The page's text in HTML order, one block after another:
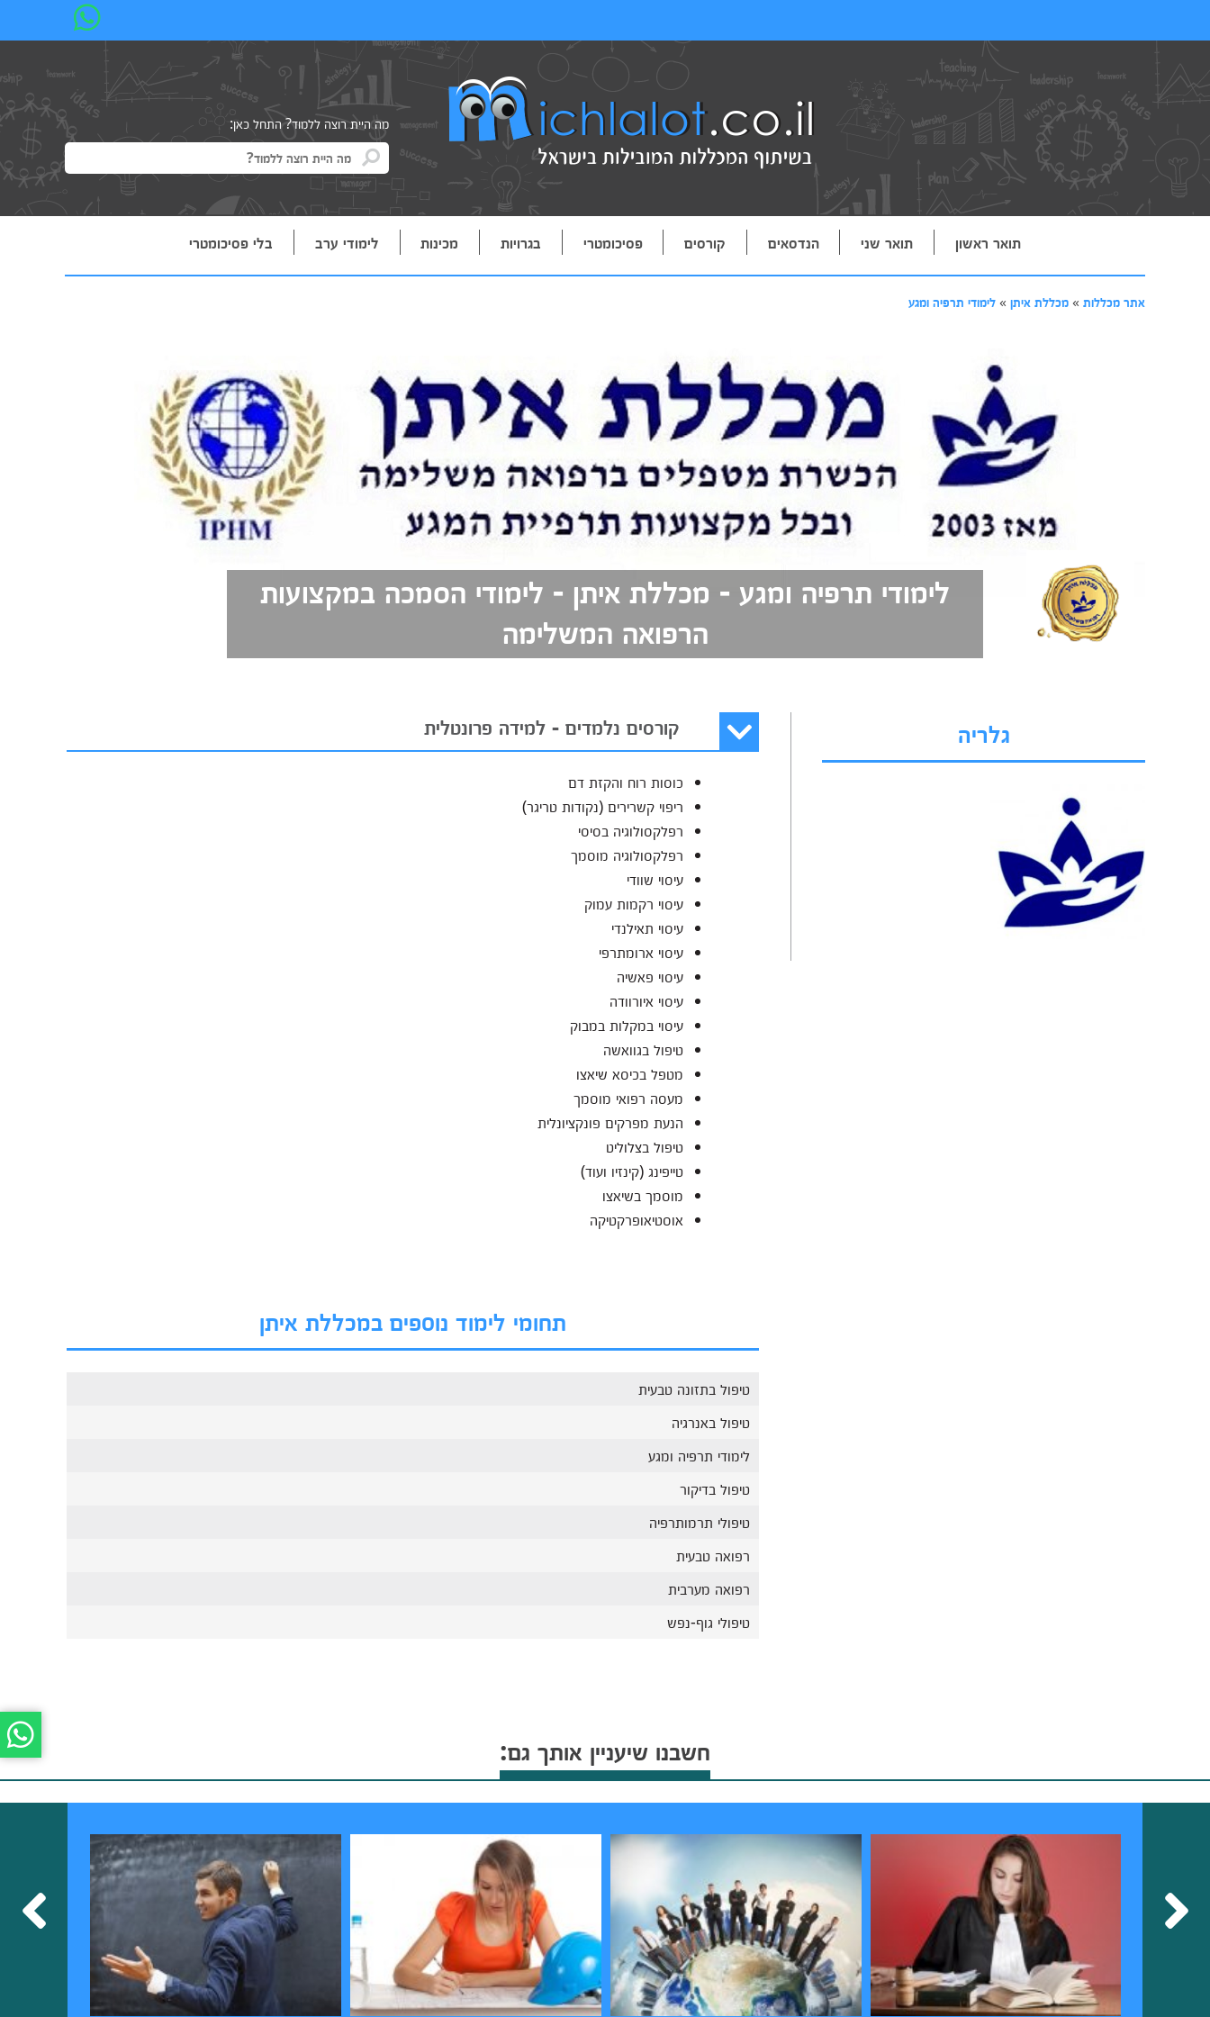
מה היית רוצה ללמוד? התחל כאן:
תואר ראשון תואר שני הנדסאים קורסים פסיכומטרי בגרויות מכינות לימודי ערב בלי פסיכומטרי
אתר מכללות » מכללת איתן » לימודי תרפיה ומגע
לימודי תרפיה ומגע - מכללת איתן - לימודי הסמכה במקצועות
הרפואה המשלימה
גלריה קורסים נלמדים - למידה פרונטלית
כוסות רוח והקזת דם
ריפוי קשרירים (נקודות טריגר)
רפלקסולוגיה בסיסי
רפלקסולוגיה מוסמך
עיסוי שוודי
עיסוי רקמות עמוק
עיסוי תאילנדי
עיסוי ארומתרפי
עיסוי פאשיה
עיסוי איורוודה
עיסוי במקלות במבוק
טיפול בגוואשה
מטפל בכיסא שיאצו
מעסה רפואי מוסמך
הנעת מפרקים פונקציונלית
טיפול בצלוליט
טייפינג (קינזיו ועוד)
מוסמך בשיאצו
אוסטיאופרקטיקה
תחומי לימוד נוספים במכללת איתן
טיפול בתזונה טבעית
טיפול באנרגיה
לימודי תרפיה ומגע
טיפול בדיקור
טיפולי תרמותרפיה
רפואה טבעית
רפואה מערבית
טיפולי גוף-נפש
חשבנו שיעניין אותך גם: